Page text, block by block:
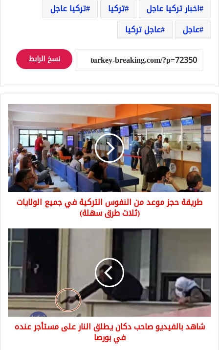
اخبار تركيا عاجل
تركيا
تركيا عاجل
عاجل
عاجل تركيا
نسخ الرابط
طريقة
حجز
موعد
من
النفوس
التركية
جميع
الولايات
(ثلاثطريقة حجز موعد من النفوس التركية في جميع الولايات
(ثلاث طرق سهلة)
يطلق
على
مستأجر
عنده
فيشاهد بالفيديو صاحب دكان يطلق النار على مستأجر عنده
في بورصا